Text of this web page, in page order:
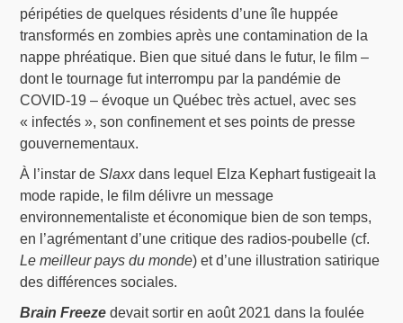
péripéties de quelques résidents d’une île huppée
transformés en zombies après une contamination de la
nappe phréatique. Bien que situé dans le futur, le film –
dont le tournage fut interrompu par la pandémie de
COVID-19 – évoque un Québec très actuel, avec ses
« infectés », son confinement et ses points de presse
gouvernementaux.
À l’instar deSlaxxdans lequel Elza Kephart fustigeait la
mode rapide, le film délivre un message
environnementaliste et économique bien de son temps,
en l’agrémentant d’une critique des radios-poubelle (cf.
Le meilleur pays du monde) et d’une illustration satirique
des différences sociales.
Brain Freeze devait sortir en août 2021 dans la foulée